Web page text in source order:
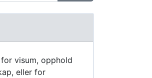
visum, opphold
eller for